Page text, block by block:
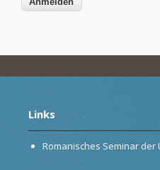
Links
Romanisches Seminar der